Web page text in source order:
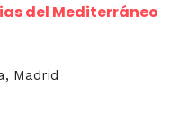
del Mediterráneo
Madrid